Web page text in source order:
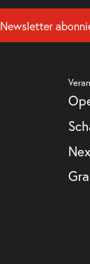
Newsletter